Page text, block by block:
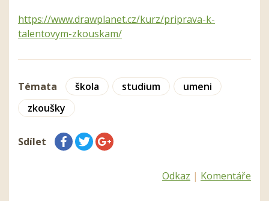
https://www.drawplanet.cz/kurz/priprava-k-
talentovym-zkouskam/
Témata škola studium
umeni
zkoušky
Sdílet
Odkaz | Komentáře